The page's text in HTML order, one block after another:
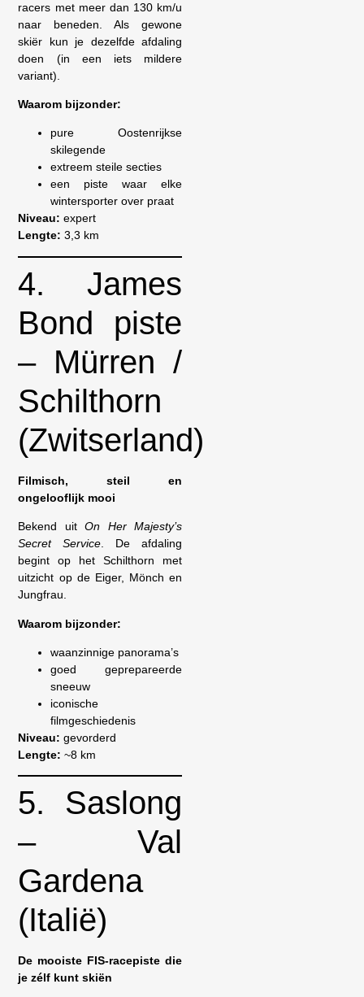
racers met meer dan 130 km/u
naar beneden. Als gewone
skiër kun je dezelfde afdaling
doen (in een iets mildere
variant).
Waarom bijzonder:
pure Oostenrijkse
skilegende
extreem steile secties
een piste waar elke
wintersporter over praat
Niveau: expert
Lengte: 3,3 km
4. James
Bond piste
– Mürren /
Schilthorn
(Zwitserland)
Filmisch, steil en
ongelooflijk mooi
Bekend uitOn Her Majesty’s
Secret Service. De afdaling
begint op het Schilthorn met
uitzicht op de Eiger, Mönch en
Jungfrau.
Waarom bijzonder:
waanzinnige panorama’s
goed geprepareerde
sneeuw
iconische
filmgeschiedenis
Niveau: gevorderd
Lengte: ~8 km
5. Saslong
– Val
Gardena
(Italië)
De mooiste FIS-racepiste die
je zélf kunt skiën